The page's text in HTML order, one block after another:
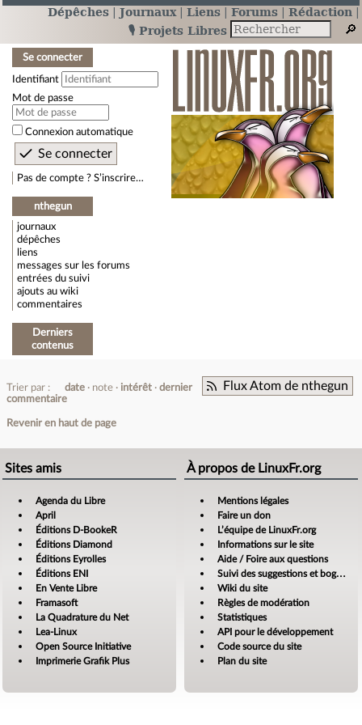
Dépêches Journaux Liens Forums
Rédaction
🎙️ Projets Libres
Se connecter
Identifiant
Mot de passe
Connexion automatique
Pas de compte ? S’inscrire…
nthegun
journaux
dépêches
liens
messages sur les forums
entrées du suivi
ajouts au wiki
commentaires
Derniers
contenus
Flux Atom de nthegun
Trier par : date note intérêt
dernier
commentaire
Revenir en haut de page
Sites amis
Agenda du Libre
April
Éditions D-BookeR
Éditions Diamond
Éditions Eyrolles
Éditions ENI
En Vente Libre
Framasoft
La Quadrature du Net
Lea-Linux
Open Source Initiative
Imprimerie Grafik Plus
À propos de LinuxFr.org
Mentions légales
Faire un don
L’équipe de LinuxFr.org
Informations sur le site
Aide / Foire aux questions
Suivi des suggestions et bogues
Wiki du site
Règles de modération
Statistiques
API pour le développement
Code source du site
Plan du site